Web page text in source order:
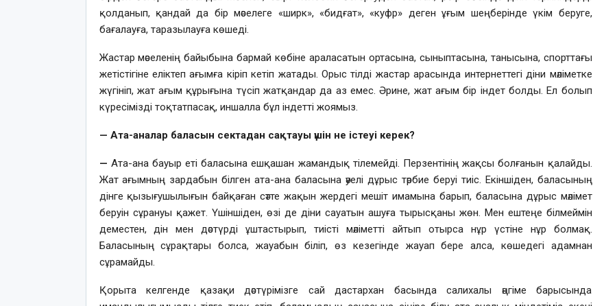
қолданып, қандай да бір мәселеге «ширк», «бидғат», «куфр» деген ұғым шеңберінде үкім беруге,
бағалауға, таразылауға көшеді.
Жастар мәселенің байыбына бармай көбіне араласатын ортасына, сыныптасына, танысына, спорттағы
жетістігіне еліктеп ағымға кіріп кетіп жатады. Орыс тілді жастар арасында интернеттегі діни мәліметке
жүгініп, жат ағым құрығына түсіп жатқандар да аз емес. Әрине, жат ағым бір індет болды. Ел болып
күресімізді тоқтатпасақ, иншалла бұл індетті жоямыз.
— Ата-аналар баласын сектадан сақтауы үшін не істеуі керек?
— Ата-ана бауыр еті баласына ешқашан жамандық тілемейді. Перзентінің жақсы болғанын қалайды.
Жат ағымның зардабын білген ата-ана баласына әуелі дұрыс тәрбие беруі тиіс. Екіншіден, баласының
дінге қызығушылығын байқаған сәтте жақын жердегі мешіт имамына барып, баласына дұрыс мәлімет
беруін сұрануы қажет. Үшіншіден, өзі де діни сауатын ашуға тырысқаны жөн. Мен ештеңе білмеймін
деместен, дін мен дәстүрді ұштастырып, тиісті мәліметті айтып отырса нұр үстіне нұр болмақ.
Баласының сұрақтары болса, жауабын біліп, өз кезегінде жауап бере алса, көшедегі адамнан
сұрамайды.
Қорыта келгенде қазақи дәстүрімізге сай дастархан басында салихалы әңгіме барысында